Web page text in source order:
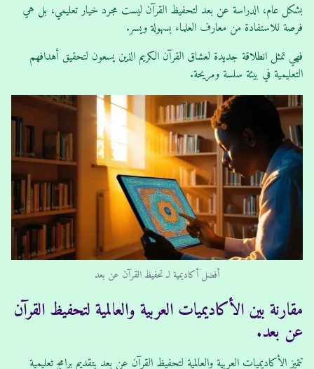
بشكل عام، الدراسة عن بعد لتحفيظ القرآن ليست مجرد خيار تعليمي، بل هي
فرصة للاستفادة من معارف العلماء بسهولة ويسر.
فهي تمثل انطلاقة جديدة لعشاق القرآن الكريم الذين يسعون لتحقيق أهدافهم
التعليمية في بيئة سلسة ومريحة.
أفضل أكاديمية لـ تحفيظ القرآن عن بعد
مقارنة بين الأكاديميات العربية والعالمية لتحفيظ القرآن
عن بعد.
تتميز الأكاديميات العربية والعالمية لتحفيظ القرآن عن بعد بتقديم برامج تعليمية